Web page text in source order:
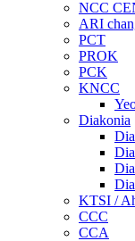
NCC
ARI
PCT
PROK
PCK
KNCC
Diakonia
KTSI /
CCC
CCA